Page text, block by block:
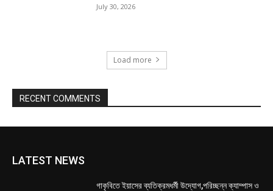
July 30, 2026
Load more
RECENT COMMENTS
LATEST NEWS
গাকৃবিতে ইয়াসের ব্যতিক্রমধর্মী উদ্যোগ,পরিচ্ছন্ন ক্যাম্পাস ও